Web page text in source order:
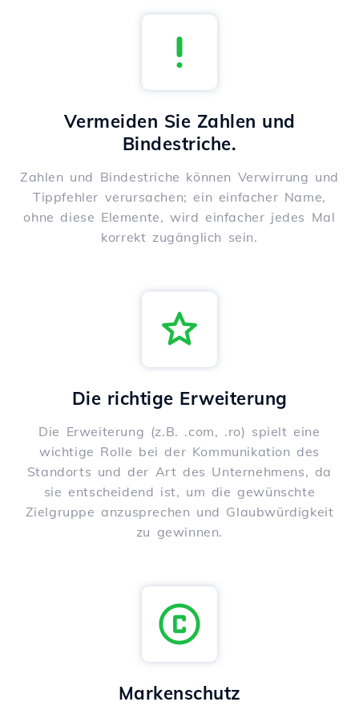
Vermeiden Sie Zahlen und
Bindestriche.
Zahlen und Bindestriche können Verwirrung und
Tippfehler verursachen; ein einfacher Name,
ohne diese Elemente, wird einfacher jedes Mal
korrekt zugänglich sein.
Die richtige Erweiterung
Die Erweiterung (z.B. .com, .ro) spielt eine
wichtige Rolle bei der Kommunikation des
Standorts und der Art des Unternehmens, da
sie entscheidend ist, um die gewünschte
Zielgruppe anzusprechen und Glaubwürdigkeit
zu gewinnen.
Markenschutz